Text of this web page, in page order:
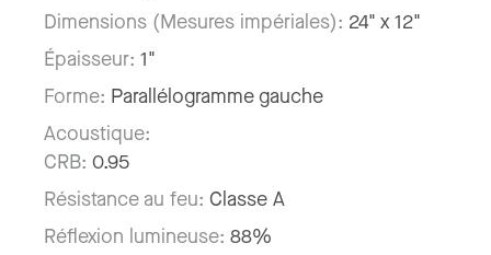
Dimensions (Mesures impériales): 24" x 12"
Épaisseur: 1"
Forme: Parallélogramme gauche
Acoustique:
CRB: 0.95
Résistance au feu: Classe A
Réflexion lumineuse: 88%